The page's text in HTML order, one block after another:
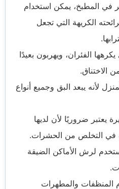
في المطبخ، يمكن استخدام
الكريهة التي تجعل
الفئران، ويهربون بعيدًا
الاختناق.
لأنه يبعد البق وجميع أنواع
يعتبر ضروريًا لأن لديها
في التخلص من الحشرات.
لرش الأماكن الضيقة
المنظفات والمطهرات